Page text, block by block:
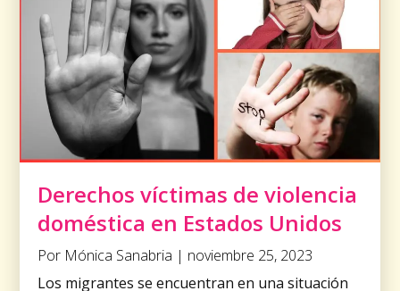
Derechos víctimas de violencia
doméstica en Estados Unidos
Por Mónica Sanabria | noviembre 25, 2023
Los migrantes se encuentran en una situación